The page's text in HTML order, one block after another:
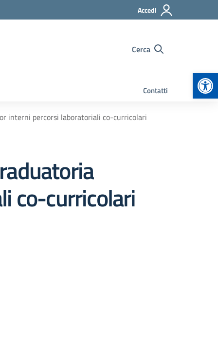
Accedi
Cerca
Contatti
interni percorsi laboratoriali co-curricolari
co-curricolari